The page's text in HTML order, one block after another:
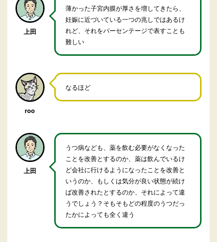
上田
薄かった子宮内膜が厚さを増してきたら、
妊娠に近づいている一つの兆しではあるけ
れど、それをパーセンテージで表すことも
難しい
roo
なるほど
上田
うつ病なども、薬を飲む必要がなくなった
ことを改善とするのか、薬は飲んでいるけ
ど会社に行けるようになったことを改善と
いうのか、もしくは気分が良い状態が続け
ば改善されたとするのか、それによって違
うでしょう？そもそもどの程度のうつだっ
たかによっても全く違う